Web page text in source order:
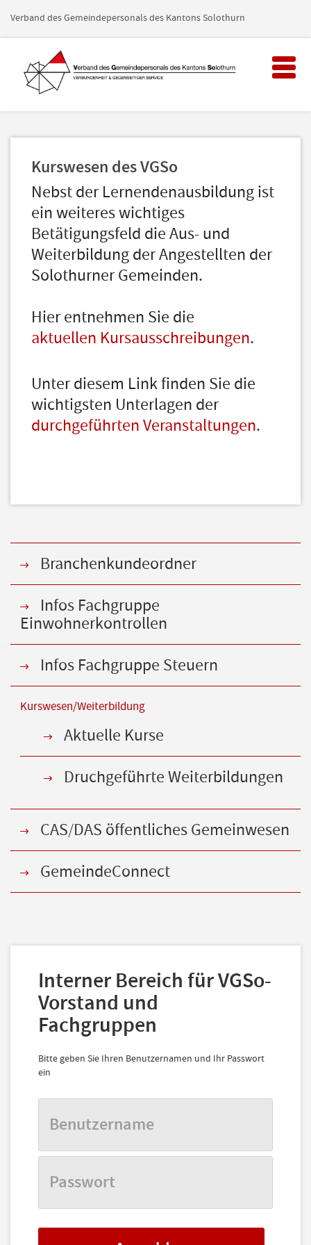
Verband des Gemeindepersonals des Kantons Solothurn
Toggle
Kurswesen des VGSo
Nebst der Lernendenausbildung ist
ein weiteres wichtiges
Betätigungsfeld die Aus- und
Weiterbildung der Angestellten der
Solothurner Gemeinden.
Hier entnehmen Sie die
aktuellen Kursausschreibungen.
Unter diesem Link finden Sie die
wichtigsten Unterlagen der
durchgeführten Veranstaltungen.
Branchenkundeordner
Infos Fachgruppe
Einwohnerkontrollen
Infos Fachgruppe Steuern
Kurswesen/Weiterbildung
Aktuelle Kurse
Druchgeführte Weiterbildungen
CAS/DAS öffentliches Gemeinwesen
GemeindeConnect
Interner Bereich für VGSo-
Vorstand und
Fachgruppen
Bitte geben Sie Ihren Benutzernamen und Ihr Passwort
ein